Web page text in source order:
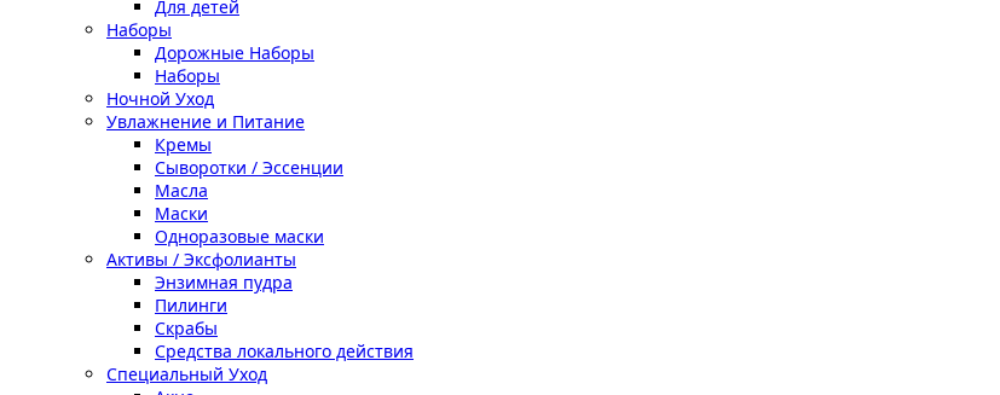
Для детей
Наборы
Дорожные Наборы
Наборы
Ночной Уход
Увлажнение и Питание
Кремы
Сыворотки / Эссенции
Масла
Маски
Одноразовые маски
Активы / Эксфолианты
Энзимная пудра
Пилинги
Скрабы
Средства локального действия
Специальный Уход